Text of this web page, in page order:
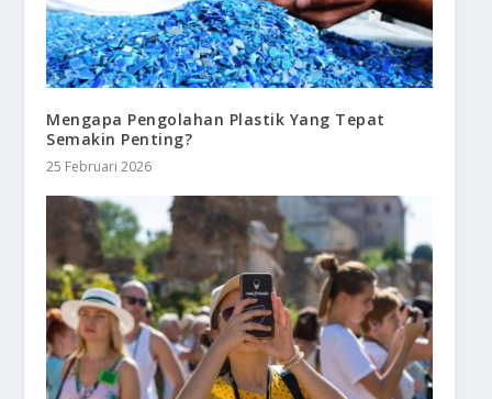
Mengapa Pengolahan Plastik Yang Tepat
Semakin Penting?
25 Februari 2026